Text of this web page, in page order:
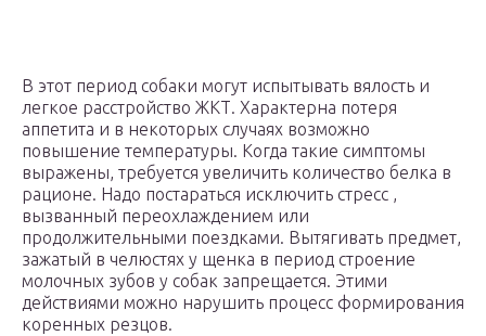
В этот период собаки могут испытывать вялость и
легкое расстройство ЖКТ. Характерна потеря
аппетита и в некоторых случаях возможно
повышение температуры. Когда такие симптомы
выражены, требуется увеличить количество белка в
рационе. Надо постараться исключить стресс ,
вызванный переохлаждением или
продолжительными поездками. Вытягивать предмет,
зажатый в челюстях у щенка в период строение
молочных зубов у собак запрещается. Этими
действиями можно нарушить процесс формирования
коренных резцов.